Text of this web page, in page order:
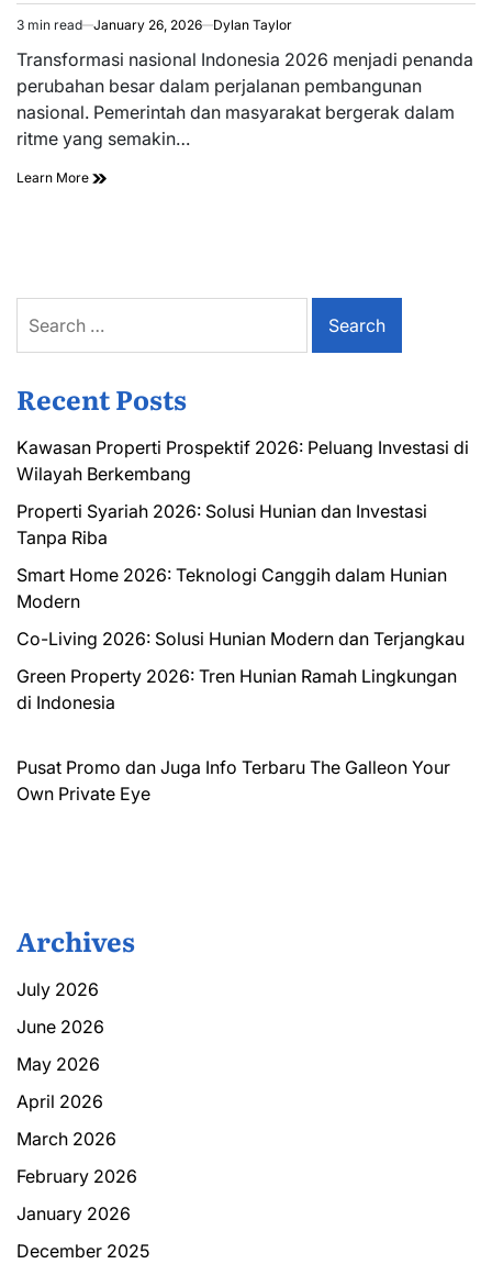
Estimated
read
time
3 min read January 26, 2026 Dylan Taylor
Transformasi nasional Indonesia 2026 menjadi penanda
perubahan besar dalam perjalanan pembangunan
nasional. Pemerintah dan masyarakat bergerak dalam
ritme yang semakin…
Learn More
for:
Recent Posts
Kawasan Properti Prospektif 2026: Peluang Investasi di
Wilayah Berkembang
Properti Syariah 2026: Solusi Hunian dan Investasi
Tanpa Riba
Smart Home 2026: Teknologi Canggih dalam Hunian
Modern
Co-Living 2026: Solusi Hunian Modern dan Terjangkau
Green Property 2026: Tren Hunian Ramah Lingkungan
di Indonesia
Pusat Promo dan Juga Info Terbaru The Galleon Your
Own Private Eye
Archives
July 2026
June 2026
May 2026
April 2026
March 2026
February 2026
January 2026
December 2025